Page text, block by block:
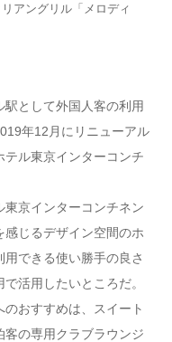
アングリル「メロディ
として外国人客の利用
年12月にリニューアル
ル東京インターコンチ
京インターコンチネン
感じるデザイン空間のホ
できる使い勝手の良さ
活用したいところだ。
おすすめは、スイート
客の専用クラブラウンジ